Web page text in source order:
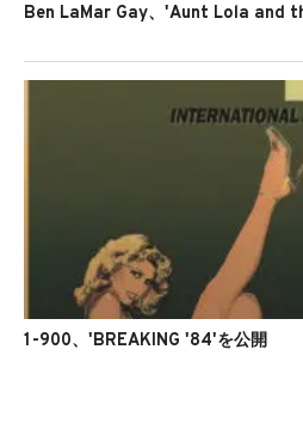
Ben LaMar Gay、'Aunt Lola and
1-900、'BREAKING '84'を公開